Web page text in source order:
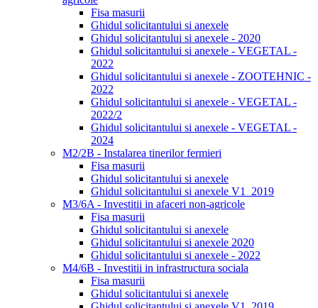
Fisa masurii
Ghidul solicitantului si anexele
Ghidul solicitantului si anexele - 2020
Ghidul solicitantului si anexele - VEGETAL -
2022
Ghidul solicitantului si anexele - ZOOTEHNIC -
2022
Ghidul solicitantului si anexele - VEGETAL -
2022/2
Ghidul solicitantului si anexele - VEGETAL -
2024
M2/2B - Instalarea tinerilor fermieri
Fisa masurii
Ghidul solicitantului si anexele
Ghidul solicitantului si anexele V1_2019
M3/6A - Investitii in afaceri non-agricole
Fisa masurii
Ghidul solicitantului si anexele
Ghidul solicitantului si anexele 2020
Ghidul solicitantului si anexele - 2022
M4/6B - Investitii in infrastructura sociala
Fisa masurii
Ghidul solicitantului si anexele